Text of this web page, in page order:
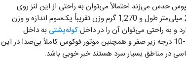
حدس می‌زند احتمالاً می‌توان به راحتی از این لنز روی
دست استفاده کرد. لنز M.Zuiko Digital ED 300mm F4 با 224 میلی‌متر طول و 1,270 گرم وزن تقریباً یک‌سوم اندازه و وزن
و به راحتی می‌توان آن را در داخلکوله‌پشتی به داخل
هواپیما برد و از فاصله‌های دور عکاسی کرد. سیستم ضد یخ‌زدگی تا -10 درجه زیر صفر و همچنین موتور فوکوس کاملاً بی‌صدا در این
در مناطق بسیار سرد هستند خبر خوبی باشد.